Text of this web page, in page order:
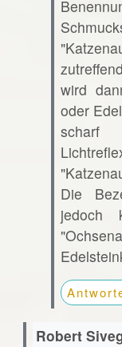
wird
oder
scharf
Die
jedoch
Robert